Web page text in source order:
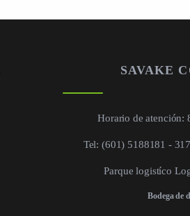
SAVAKE
Horario de atención:
Tel: (601) 5188181 -
Parque logistíco
Bodega de